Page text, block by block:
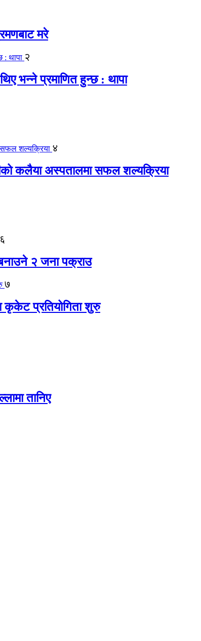
मरे
२
भन्ने प्रमाणित हुन्छ : थापा
४
कलैया अस्पतालमा सफल शल्यक्रिया
६
बनाउने २ जना पक्राउ
७
कृकेट प्रतियोगिता शुरु
तानिए